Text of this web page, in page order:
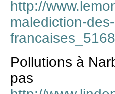
http://
malediction-
Pollutions à
pas